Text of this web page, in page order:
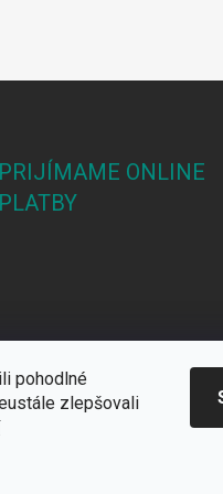
pohodlné
zlepšovali
PRIJÍMAME ONLINE
PLATBY